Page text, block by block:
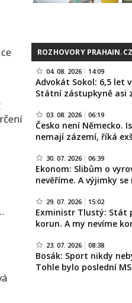
ROZHOVORY PRAHAIN.CZ
04. 08. 2026 14:09
Advokát Sokol: 6,5 let
Státní zástupkyně asi
03. 08. 2026 06:19
Česko není Německo.
nemají zázemí, říká
30. 07. 2026 06:39
Ekonom: Slibům o
nevěříme. A výjimky
29. 07. 2026 15:02
Exministr Tlustý: Stát
korun. A my nevíme
23. 07. 2026 08:38
Bosák: Sport nikdy
Tohle bylo poslední